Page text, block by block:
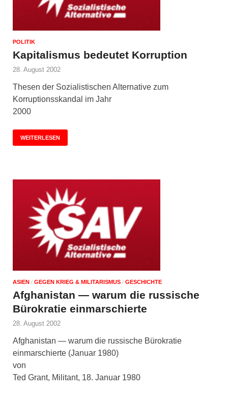
POLITIK
Kapitalismus bedeutet Korruption
28. August 2002
Thesen der Sozialistischen Alternative zum
Korruptionsskandal im Jahr
2000
WEITERLESEN
ASIEN / GEGEN KRIEG & MILITARISMUS / GESCHICHTE
Afghanistan — warum die russische
Bürokratie einmarschierte
28. August 2002
Afghanistan — warum die russische Bürokratie
einmarschierte (Januar 1980)
von
Ted Grant, Militant, 18. Januar 1980